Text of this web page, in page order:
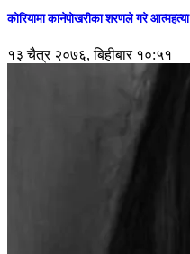
कोरियामा कानेपोखरीका शरणले गरे आत्महत्या
१३ चैत्र २०७६, बिहीबार १०:५१